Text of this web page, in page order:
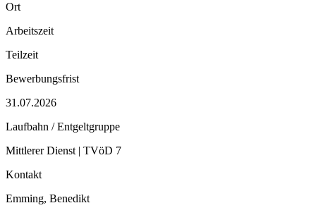
Ort
Arbeitszeit
Teilzeit
Bewerbungsfrist
31.07.2026
Laufbahn / Entgeltgruppe
Mittlerer Dienst | TVöD 7
Kontakt
Emming, Benedikt